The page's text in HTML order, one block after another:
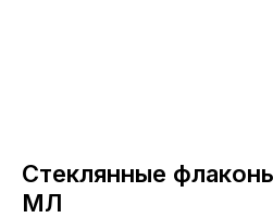
Стеклянные
МЛ